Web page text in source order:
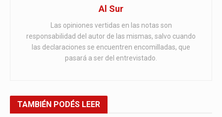
Al Sur
Las opiniones vertidas en las notas son
responsabilidad del autor de las mismas, salvo cuando
las declaraciones se encuentren encomilladas, que
pasará a ser del entrevistado.
TAMBIÉN PODÉS LEER